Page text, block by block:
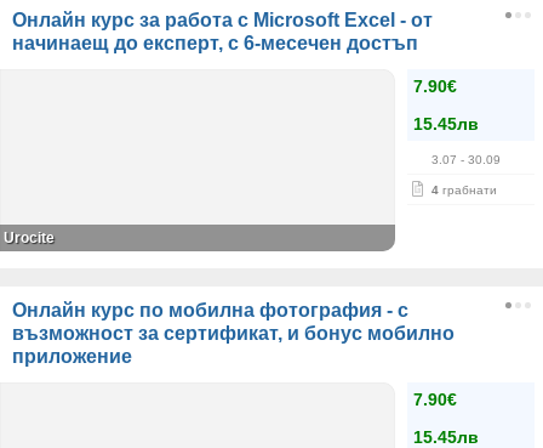
Онлайн курс за работа с Microsoft Excel - от
начинаещ до експерт, с 6-месечен достъп
7.90€
15.45лв
3.07 - 30.09
4 грабнати
Urocite
Онлайн курс по мобилна фотография - с
възможност за сертификат, и бонус мобилно
приложение
7.90€
15.45лв